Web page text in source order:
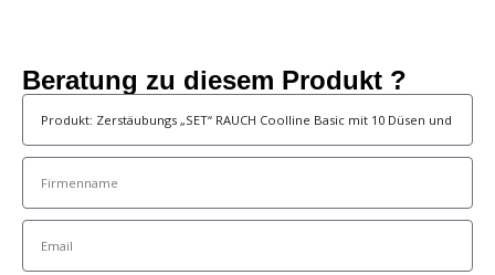
Beratung zu diesem Produkt ?